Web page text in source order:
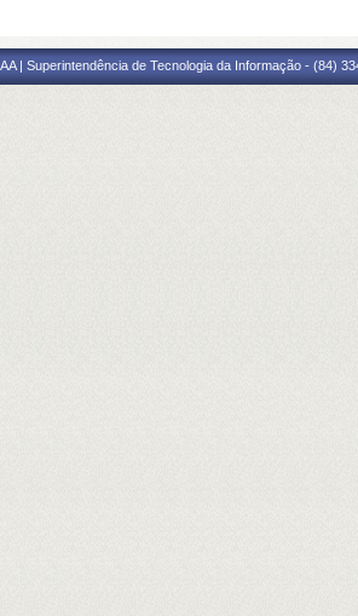
| Superintendência de Tecnologia da Informação - (84)